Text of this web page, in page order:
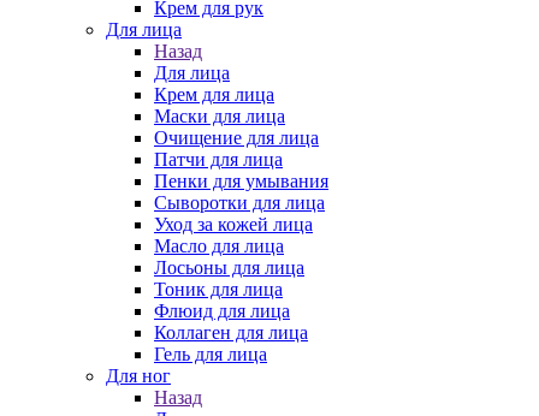
Крем для рук
Для лица
Назад
Для лица
Крем для лица
Маски для лица
Очищение для лица
Патчи для лица
Пенки для умывания
Сыворотки для лица
Уход за кожей лица
Масло для лица
Лосьоны для лица
Тоник для лица
Флюид для лица
Коллаген для лица
Гель для лица
Для ног
Назад